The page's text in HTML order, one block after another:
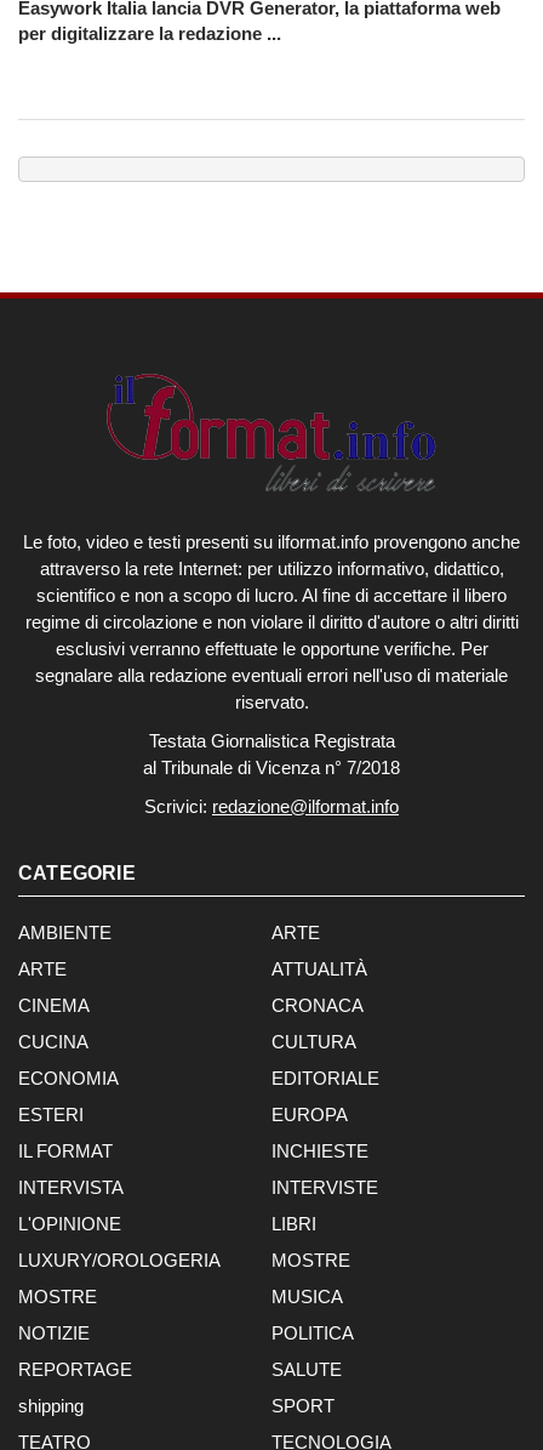
Easywork Italia lancia DVR Generator, la piattaforma web
per digitalizzare la redazione ...
Le foto, video e testi presenti su ilformat.info provengono anche
attraverso la rete Internet: per utilizzo informativo, didattico,
scientifico e non a scopo di lucro. Al fine di accettare il libero
regime di circolazione e non violare il diritto d'autore o altri diritti
esclusivi verranno effettuate le opportune verifiche. Per
segnalare alla redazione eventuali errori nell'uso di materiale
riservato.
Testata Giornalistica Registrata
al Tribunale di Vicenza n° 7/2018
Scrivici: redazione@ilformat.info
CATEGORIE
AMBIENTE
ARTE
ARTE
ATTUALITÀ
CINEMA
CRONACA
CUCINA
CULTURA
ECONOMIA
EDITORIALE
ESTERI
EUROPA
IL FORMAT
INCHIESTE
INTERVISTA
INTERVISTE
L'OPINIONE
LIBRI
LUXURY/OROLOGERIA
MOSTRE
MOSTRE
MUSICA
NOTIZIE
POLITICA
REPORTAGE
SALUTE
shipping
SPORT
TEATRO
TECNOLOGIA